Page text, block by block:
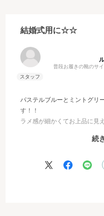
結婚式用に☆☆
普段お履きの靴のサ
パステルブルーとミントグリ
す！！
ラメ感が細かくてお上品に見
コーディネートのワンポイ
続